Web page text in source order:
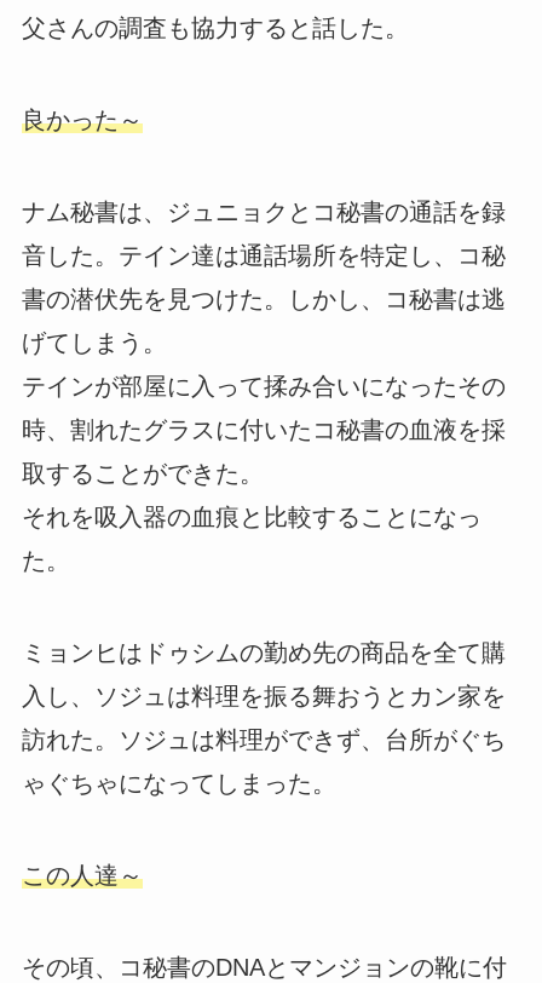
父さんの調査も協力すると話した。
良かった～
ナム秘書は、ジュニョクとコ秘書の通話を録
音した。テイン達は通話場所を特定し、コ秘
書の潜伏先を見つけた。しかし、コ秘書は逃
げてしまう。
テインが部屋に入って揉み合いになったその
時、割れたグラスに付いたコ秘書の血液を採
取することができた。
それを吸入器の血痕と比較することになっ
た。
ミョンヒはドゥシムの勤め先の商品を全て購
入し、ソジュは料理を振る舞おうとカン家を
訪れた。ソジュは料理ができず、台所がぐち
ゃぐちゃになってしまった。
この人達～
その頃、コ秘書のDNAとマンジョンの靴に付